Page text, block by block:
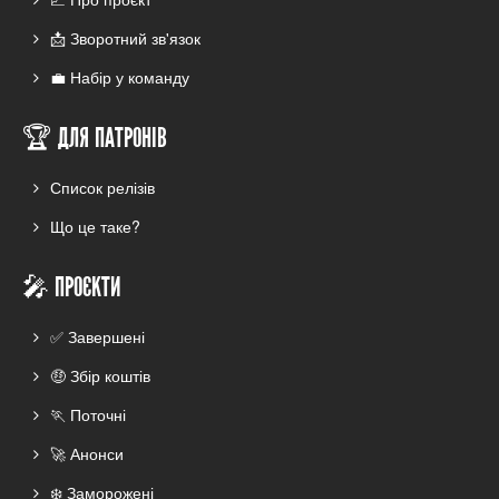
📩 Зворотний зв'язок
💼 Набір у команду
🏆 ДЛЯ ПАТРОНІВ
Список релізів
Що це таке?
🎤 ПРОЄКТИ
✅ Завершені
🤑 Збір коштів
🏃 Поточні
🚀 Анонси
❄️ Заморожені